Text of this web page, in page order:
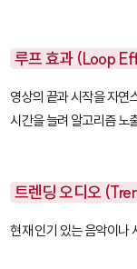
루프 효과 (Loop
영상의 끝과 시작을 자연
시간을 늘려 알고리즘 노
트렌딩 오디오
현재 인기 있는 음악이나